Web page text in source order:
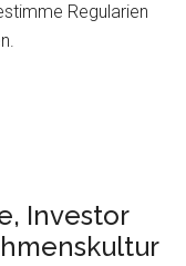
Regularien
Investor